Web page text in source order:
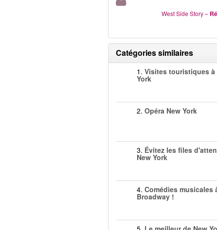
West Side Story–
Catégories similaires
1. Visites touristiques à
York
2. Opéra New York
3. Évitez les files
New York
4. Comédies musicales
Broadway !